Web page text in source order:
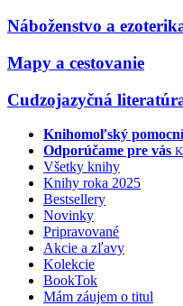
Náboženstvo a
Mapy a cestovanie
Cudzojazyčná
Knihomoľský
Odporúčame pre vás
Všetky knihy
Knihy roka 2025
Bestsellery
Novinky
Pripravované
Akcie a zľavy
Kolekcie
BookTok
Mám záujem o titul